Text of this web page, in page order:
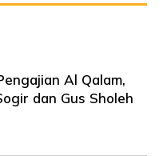
Al Qalam,
dan Gus Sholeh